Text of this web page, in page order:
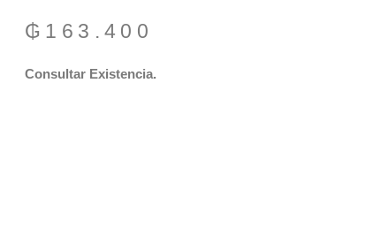
₲ 163.400
Consultar Existencia.